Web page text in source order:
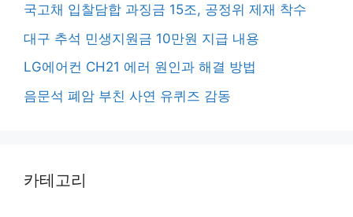
국고채 입찰담합 과징금 15조, 공정위 제재 착수
대구 추석 민생지원금 10만원 지급 내용
LG에어컨 CH21 에러 원인과 해결 방법
음문석 폐암 부친 사연 유퀴즈 감동
카테고리